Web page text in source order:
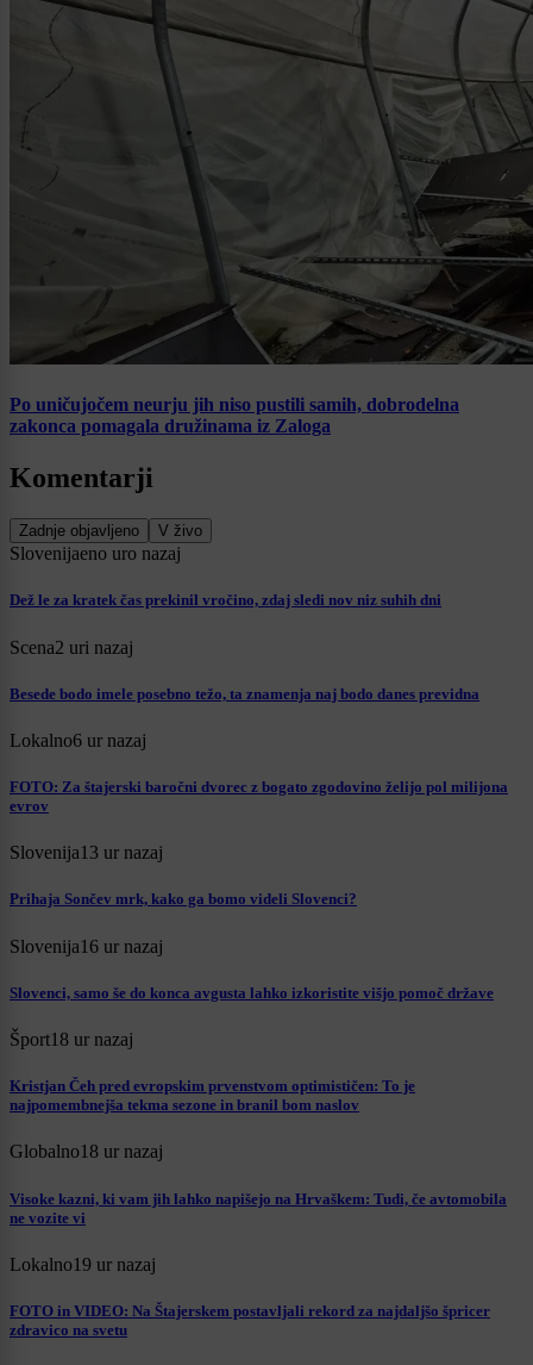
Po uničujočem neurju jih niso pustili samih, dobrodelna
zakonca pomagala družinama iz Zaloga
Komentarji
Zadnje objavljeno V živo
Slovenijaeno uro nazaj
Dež le za kratek čas prekinil vročino, zdaj sledi nov niz suhih dni
Scena2 uri nazaj
Besede bodo imele posebno težo, ta znamenja naj bodo danes previdna
Lokalno6 ur nazaj
FOTO: Za štajerski baročni dvorec z bogato zgodovino želijo pol milijona
evrov
Slovenija13 ur nazaj
Prihaja Sončev mrk, kako ga bomo videli Slovenci?
Slovenija16 ur nazaj
Slovenci, samo še do konca avgusta lahko izkoristite višjo pomoč države
Šport18 ur nazaj
Kristjan Čeh pred evropskim prvenstvom optimističen: To je
najpomembnejša tekma sezone in branil bom naslov
Globalno18 ur nazaj
Visoke kazni, ki vam jih lahko napišejo na Hrvaškem: Tudi, če avtomobila
ne vozite vi
Lokalno19 ur nazaj
FOTO in VIDEO: Na Štajerskem postavljali rekord za najdaljšo špricer
zdravico na svetu